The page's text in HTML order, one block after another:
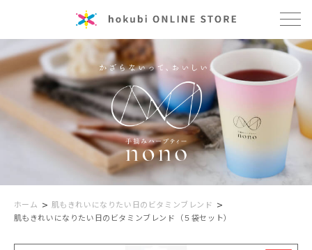
ホーム > 肌もきれいになりたい日の ビタミンブレンド >
肌もきれいになりたい日のビタミンブレンド（５袋セット）